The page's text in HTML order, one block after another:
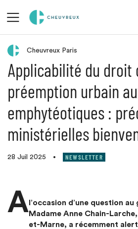
Retour aux actualités
Cheuvreux Paris
Applicabilité du droit
préemption urbain
emphytéotiques :
ministérielles
28 Juil 2025 • NEWSLETTER
A l’occasion d’une question
Madame Anne Chain-
et-Marne, a récemment